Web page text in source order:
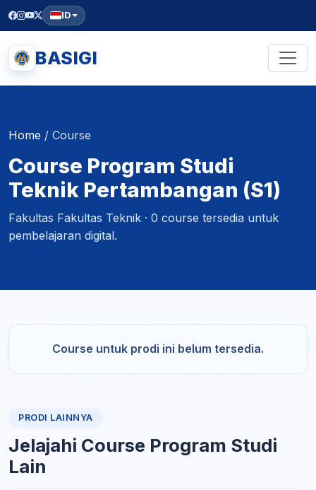
ID
BASIGI
Home / Course
Course Program Studi
Teknik Pertambangan (S1)
Fakultas Fakultas Teknik · 0 course tersedia untuk
pembelajaran digital.
Course untuk prodi ini belum tersedia.
PRODI LAINNYA
Jelajahi Course Program Studi
Lain